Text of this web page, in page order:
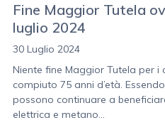
Fine Maggior Tutela
luglio 2024
30 Luglio 2024
Niente fine Maggior Tutela per i
compiuto 75 anni d’età.
possono continuare a
elettrica e metano...